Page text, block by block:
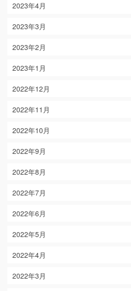
2023年4月
2023年3月
2023年2月
2023年1月
2022年12月
2022年11月
2022年10月
2022年9月
2022年8月
2022年7月
2022年6月
2022年5月
2022年4月
2022年3月